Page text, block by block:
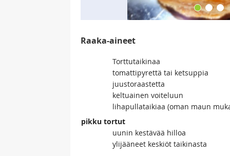
Raaka-aineet
Torttutaikinaa
tomattipyrettä tai ketsuppia
juustoraastetta
keltuainen voiteluun
lihapullataikiaa (oman maun
pikku tortut
uunin kestävää hilloa
ylijääneet keskiöt taikinasta